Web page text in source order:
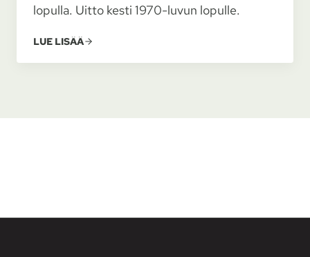
lopulla. Uitto kesti 1970-luvun lopulle.
LUE LISÄÄ